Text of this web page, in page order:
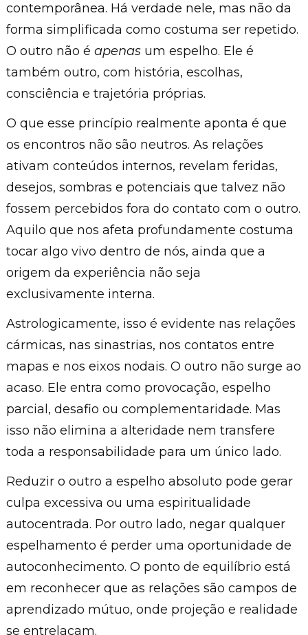
contemporânea. Há verdade nele, mas não da
forma simplificada como costuma ser repetido.
O outro não é apenasum espelho. Ele é
também outro, com história, escolhas,
consciência e trajetória próprias.
O que esse princípio realmente aponta é que
os encontros não são neutros. As relações
ativam conteúdos internos, revelam feridas,
desejos, sombras e potenciais que talvez não
fossem percebidos fora do contato com o outro.
Aquilo que nos afeta profundamente costuma
tocar algo vivo dentro de nós, ainda que a
origem da experiência não seja
exclusivamente interna.
Astrologicamente, isso é evidente nas relações
cármicas, nas sinastrias, nos contatos entre
mapas e nos eixos nodais. O outro não surge ao
acaso. Ele entra como provocação, espelho
parcial, desafio ou complementaridade. Mas
isso não elimina a alteridade nem transfere
toda a responsabilidade para um único lado.
Reduzir o outro a espelho absoluto pode gerar
culpa excessiva ou uma espiritualidade
autocentrada. Por outro lado, negar qualquer
espelhamento é perder uma oportunidade de
autoconhecimento. O ponto de equilíbrio está
em reconhecer que as relações são campos de
aprendizado mútuo, onde projeção e realidade
se entrelaçam.